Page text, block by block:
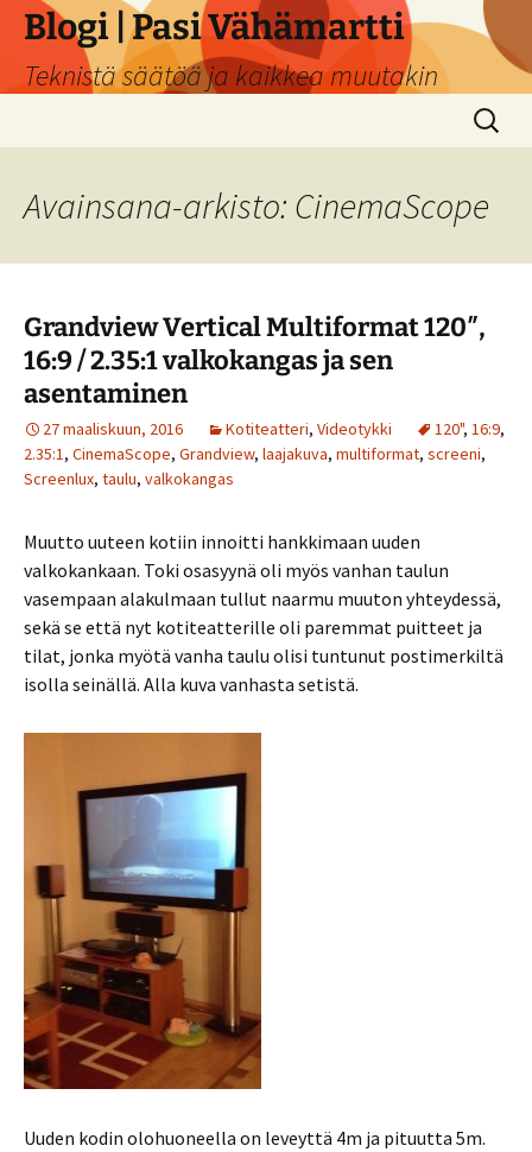
Siirry
sisältöön
Blogi | Pasi Vähämartti
Teknistä säätöä ja kaikkea muutakin
Haku:
Avainsana-arkisto: CinemaScope
Grandview Vertical Multiformat 120″,
16:9 / 2.35:1 valkokangas ja sen
asentaminen
27 maaliskuun, 2016 Kotiteatteri, Videotykki 120", 16:9,
2.35:1, CinemaScope, Grandview, laajakuva, multiformat, screeni,
Screenlux, taulu, valkokangas
Muutto uuteen kotiin innoitti hankkimaan uuden
valkokankaan. Toki osasyynä oli myös vanhan taulun
vasempaan alakulmaan tullut naarmu muuton yhteydessä,
sekä se että nyt kotiteatterille oli paremmat puitteet ja
tilat, jonka myötä vanha taulu olisi tuntunut postimerkiltä
isolla seinällä. Alla kuva vanhasta setistä.
Uuden kodin olohuoneella on leveyttä 4m ja pituutta 5m.